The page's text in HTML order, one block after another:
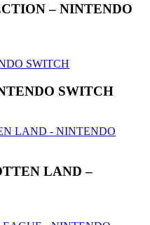
– NINTENDO
SWITCH
LAND –